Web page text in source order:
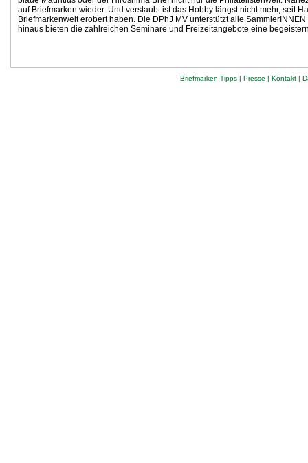
auf Briefmarken wieder. Und verstaubt ist das Hobby längst nicht mehr, seit
Briefmarkenwelt erobert haben. Die DPhJ MV unterstützt alle
hinaus bieten die zahlreichen Seminare und Freizeitangebote eine
Briefmarken-Tipps| Presse | Kontakt|